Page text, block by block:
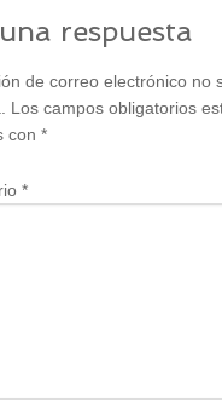
respuesta
de correo electrónico no
Los campos obligatorios
con*
*